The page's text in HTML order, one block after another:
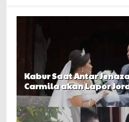
Kabur Saat Antar
Carmila akan Lapor